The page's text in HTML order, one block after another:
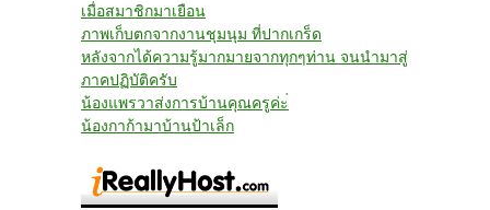
เมื่อสมาชิกมาเยือน
ภาพเก็บตกจากงานชุมนุม ที่ปากเกร็ด
หลังจากได้ความรู้มากมายจากทุกๆท่าน จนนำมาสู่
ภาคปฏิบัติครับ
น้องแพรวาส่งการบ้านคุณครูค่ะ่
น้องกาก้ามาบ้านป้าเล็ก